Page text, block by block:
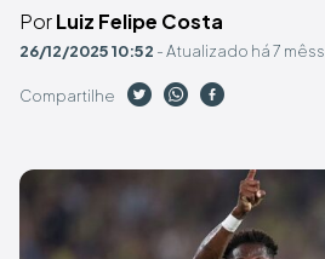
PorLuiz Felipe Costa
26/12/2025 10:52 - Atualizado há 7 mêss
Compartilhe